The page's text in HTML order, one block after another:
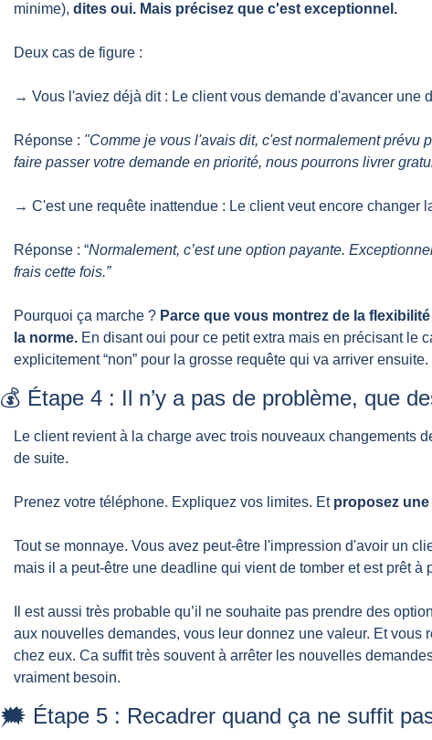
minime), dites oui. Mais précisez que c'est exceptionnel.
Deux cas de figure :
→ Vous l'aviez déjà dit : Le client vous demande d'avancer une
Réponse : "Comme je vous l'avais dit, c'est normalement prévu
faire passer votre demande en priorité, nous pourrons livrer
→ C'est une requête inattendue : Le client veut encore changer
Réponse : “Normalement, c’est une option payante.
frais cette fois.”
Pourquoi ça marche ? Parce que vous montrez de la
la norme. En disant oui pour ce petit extra mais en précisant le
explicitement “non” pour la grosse requête qui va arriver ensuite.
💰 Étape 4 : Il n’y a pas de problème, que
Le client revient à la charge avec trois nouveaux changements
de suite.
Prenez votre téléphone. Expliquez vos limites. Et proposez
Tout se monnaye. Vous avez peut-être l'impression d'avoir un
mais il a peut-être une deadline qui vient de tomber et est prêt à
Il est aussi très probable qu’il ne souhaite pas prendre des
aux nouvelles demandes, vous leur donnez une valeur. Et vous
chez eux. Ca suffit très souvent à arrêter les nouvelles
vraiment besoin.
🗯️ Étape 5 : Recadrer quand ça ne suffit